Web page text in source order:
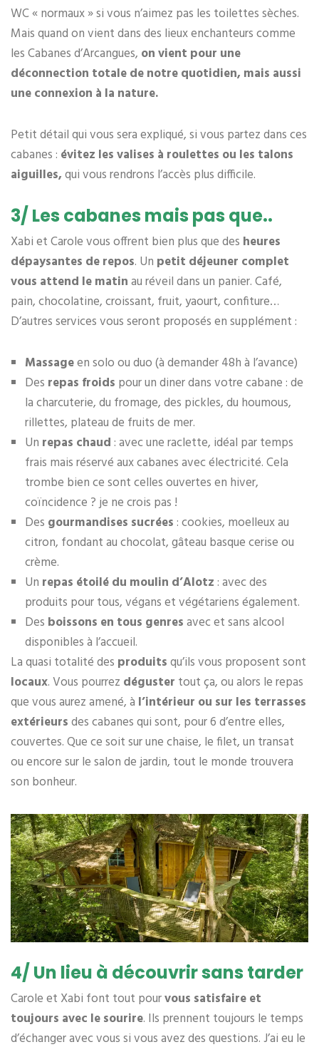
WC « normaux » si vous n’aimez pas les toilettes sèches.
Mais quand on vient dans des lieux enchanteurs comme
les Cabanes d’Arcangues, on vient pour une
déconnection totale de notre quotidien, mais aussi
une connexion à la nature.
Petit détail qui vous sera expliqué, si vous partez dans ces
cabanes : évitez les valises à roulettes ou les talons
aiguilles,qui vous rendrons l’accès plus difficile.
3/ Les cabanes mais pas que..
Xabi et Carole vous offrent bien plus que des heures
dépaysantes de repos. Un petit déjeuner complet
vous attend le matinau réveil dans un panier. Café,
pain, chocolatine, croissant, fruit, yaourt, confiture…
D’autres services vous seront proposés en supplément :
Massageen solo ou duo (à demander 48h à l’avance)
Des repas froids pour un diner dans votre cabane : de
la charcuterie, du fromage, des pickles, du houmous,
rillettes, plateau de fruits de mer.
Un repas chaud : avec une raclette, idéal par temps
frais mais réservé aux cabanes avec électricité. Cela
trombe bien ce sont celles ouvertes en hiver,
coïncidence ? je ne crois pas !
Des gourmandises sucrées : cookies, moelleux au
citron, fondant au chocolat, gâteau basque cerise ou
crème.
Un repas étoilé du moulin d’Alotz : avec des
produits pour tous, végans et végétariens également.
Des boissons en tous genresavec et sans alcool
disponibles à l’accueil.
La quasi totalité des produitsqu’ils vous proposent sont
locaux. Vous pourrez déguster tout ça, ou alors le repas
que vous aurez amené, à l’intérieur ou sur les terrasses
extérieursdes cabanes qui sont, pour 6 d’entre elles,
couvertes. Que ce soit sur une chaise, le filet, un transat
ou encore sur le salon de jardin, tout le monde trouvera
son bonheur.
4/ Un lieu à découvrir sans tarder
Carole et Xabi font tout pourvous satisfaire et
toujours avec le sourire. Ils prennent toujours le temps
d’échanger avec vous si vous avez des questions. J’ai eu le